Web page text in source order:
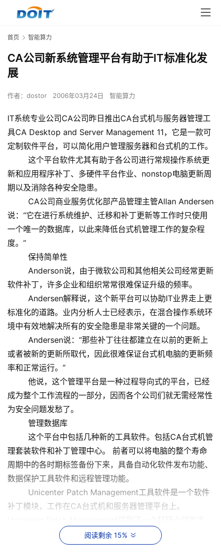
首页 智能算力
CA公司新系统管理平台有助于IT标准化发
展
作者： dostor 2006年03月24日 智能算力
IT系统专业公司CA公司昨日推出CA台式机与服务器管理工
具CA Desktop and Server Management 11，它是一款可
定制软件平台，可以简化用户管理服务器和台式机的工作。
这个平台软件尤其有助于各公司进行常规操作系统更
新和应用程序补丁、多硬件平台作业、nonstop电脑更新周
期以及消除各种安全隐患。
CA公司商业服务优化部产品管理主管Allan Andersen
说：“它在进行系统维护、迁移和补丁更新等工作时只使用
一个唯一的数据库，以此来降低台式机管理工作的复杂程
度。”
保持简单性
Anderson说，由于微软公司和其他相关公司经常更新
软件补丁，许多企业和组织常常很难保证升级的频率。
Andersen解释说，这个新平台可以协助IT业界走上更
标准化的道路。业内分析人士已经表示，在混合操作系统环
境中有效地解决所有的安全隐患是非常关键的一个问题。
Andersen说：“那些补丁往往都建立在以前的更新上
或者被新的更新所取代，因此很难保证台式机电脑的更新频
率和正常运行。”
他说，这个管理平台是一种过程导向式的平台，已经
成为整个工作流程的一部分，因而各个公司们就无需经常性
为安全问题发愁了。
管理数据库
这个平台中包括几种新的工具软件。包括CA台式机管
理套装软件和补丁管理中心。 前者可以将电脑的整个寿命
周期中的各时期标签备份下来，具备自动化软件发布功能、
数据保护工具软件和远程管理功能。
Unicenter Patch Management工具软件是一个软件
补丁模块，工作在CA台式机和服务器管理平台上。
持，他们往往通过软件来监控、验证和发布所有相关的补丁
阅读剩余 15%